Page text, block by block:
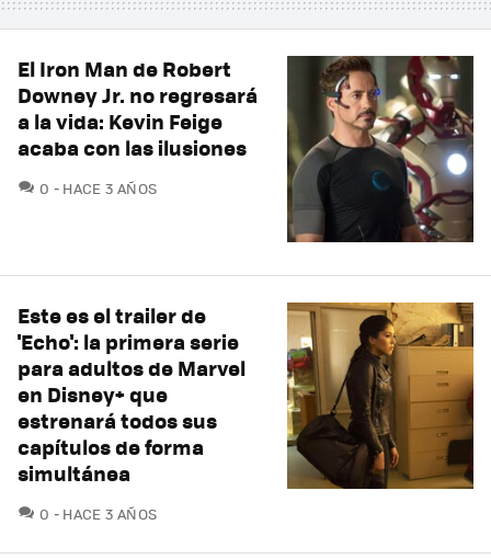
El Iron Man de Robert
Downey Jr. no regresará
a la vida: Kevin Feige
acaba con las ilusiones
0 COMENTARIOS
HACE 3 AÑOS
Este es el trailer de
'Echo': la primera serie
para adultos de Marvel
en Disney+ que
estrenará todos sus
capítulos de forma
simultánea
0 COMENTARIOS
HACE 3 AÑOS